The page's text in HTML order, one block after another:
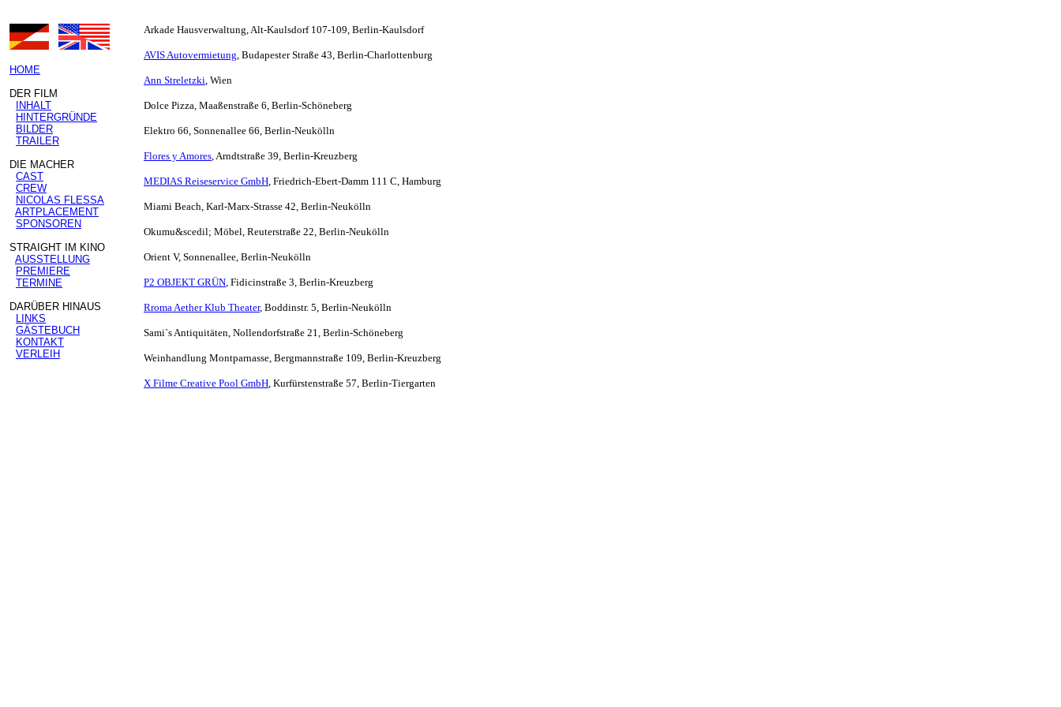
HOME
DER FILM
INHALT
HINTERGRÜNDE
BILDER
TRAILER
DIE MACHER
CAST
CREW
NICOLAS FLESSA
ARTPLACEMENT
SPONSOREN
STRAIGHT IM KINO
AUSSTELLUNG
PREMIERE
TERMINE
DARÜBER HINAUS
LINKS
GÄSTEBUCH
KONTAKT
VERLEIH
Arkade Hausverwaltung, Alt-Kaulsdorf 107-109, Berlin-Kaulsdorf
AVIS Autovermietung, Budapester Straße 43, Berlin-Charlottenburg
Ann Streletzki, Wien
Dolce Pizza, Maaßenstraße 6, Berlin-Schöneberg
Elektro 66, Sonnenallee 66, Berlin-Neukölln
Flores y Amores, Arndtstraße 39, Berlin-Kreuzberg
MEDIAS Reiseservice GmbH, Friedrich-Ebert-Damm 111 C, Hamburg
Miami Beach, Karl-Marx-Strasse 42, Berlin-Neukölln
Okumu&scedil; Möbel, Reuterstraße 22, Berlin-Neukölln
Orient V, Sonnenallee, Berlin-Neukölln
P2 OBJEKT GRÜN, Fidicinstraße 3, Berlin-Kreuzberg
Rroma Aether Klub Theater, Boddinstr. 5, Berlin-Neukölln
Sami`s Antiquitäten, Nollendorfstraße 21, Berlin-Schöneberg
Weinhandlung Montparnasse, Bergmannstraße 109, Berlin-Kreuzberg
X Filme Creative Pool GmbH, Kurfürstenstraße 57, Berlin-Tiergarten